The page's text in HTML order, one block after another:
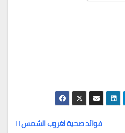
فوائد صحية لغروب الشمس